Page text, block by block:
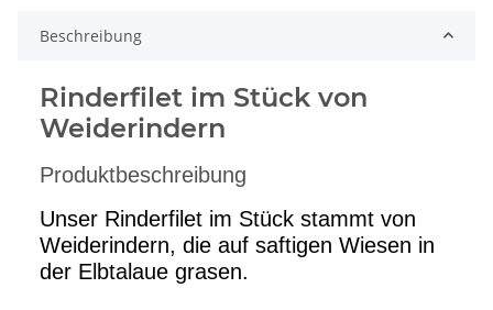
Beschreibung
Rinderfilet im Stück von
Weiderindern
Produktbeschreibung
Unser Rinderfilet im Stück stammt von
Weiderindern, die auf saftigen Wiesen in
der Elbtalaue grasen.